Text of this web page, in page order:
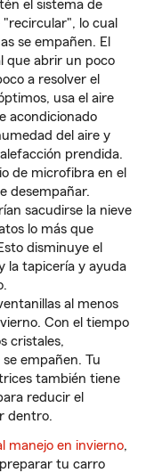
el sistema de
lo cual
se empañen. El
que abrir un poco
a resolver el
usa el aire
acondicionado
del aire y
prendida.
de microfibra en el
desempañar.
sacudirse la nieve
lo más que
disminuye el
la tapicería y ayuda
al menos
Con el tiempo
cristales,
empañen. Tu
también tiene
reducir el
dentro.
manejo en invierno,
tu carro